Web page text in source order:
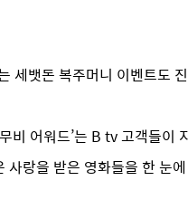
세뱃돈 복주머니 이벤트도
비 어워드’는 B tv 고객들이
랑을 받은 영화들을 한 눈